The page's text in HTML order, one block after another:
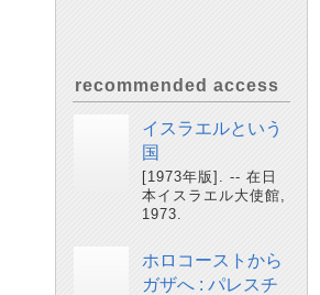
recommended access
イスラエルという
国
[1973年版]. -- 在日
本イスラエル大使館,
1973.
ホロコーストから
ガザへ : パレスチ